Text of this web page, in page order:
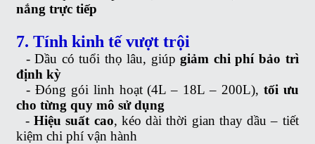
nắng trực tiếp
7. Tính kinh tế vượt trội
-Dầu có tuổi thọ lâu, giúpgiảm chi phí bảo trì
định kỳ
-Đóng gói linh hoạt (4L – 18L – 200L), tối ưu
cho từng quy mô sử dụng
-Hiệu suất cao, kéo dài thời gian thay dầu – tiết
kiệm chi phí vận hành